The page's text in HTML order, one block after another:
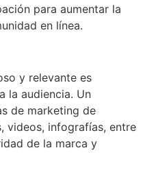
para aumentar la
en línea.
y relevante es
la audiencia. Un
de marketing de
videos, infografías, entre
de la marca y